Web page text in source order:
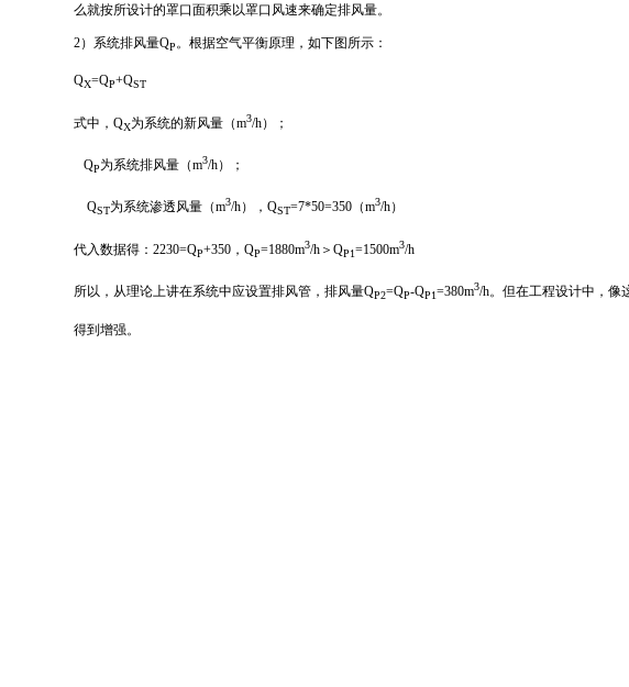
么就按所设计的罩口面积乘以罩口风速来确定排风量。
2）系统排风量QP。根据空气平衡原理，如下图所示：
QX=QP+QST
式中，QX为系统的新风量（m3/h）；
QP为系统排风量（m3/h）；
QST为系统渗透风量（m3/h），QST=7*50=350（m3/h）
代入数据得：2230=QP+350，QP=1880m3/h＞QP1=1500m3/h
所以，从理论上讲在系统中应设置排风管，排风量QP2=QP-QP1=380m3/h。但在工程设计中，像
得到增强。